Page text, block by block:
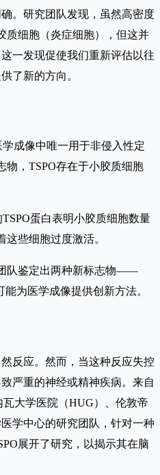
。研究团队发现，虽然高密度
质细胞（炎症细胞），但这并
一发现促使我们重新评估以往
了新的方向。
学成像中唯一用于非侵入性定
物，TSPO存在于小胶质细胞
TSPO蛋白表明小胶质细胞数量
些细胞过度激活。
队鉴定出两种新标志物——
为医学成像提供创新方法。
反应。然而，当这种反应失控
严重的神经或精神疾病。来自
大学医院（HUG）、伦敦帝
学中心的研究团队，针对一种
展开了研究，以揭示其在脑